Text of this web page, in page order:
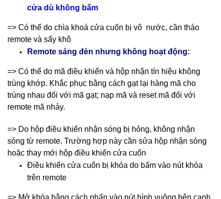
cửa dù không bấm
=> Có thể do chìa khoá cửa cuốn bị vô nước, cần tháo
remote và sấy khô
Remote sáng đèn nhưng không hoạt động:
=> Có thể do mã điều khiển và hộp nhận tín hiệu không
trùng khớp. Khắc phục bằng cách gạt lại hàng mã cho
trùng nhau đối với mã gạt; nạp mã và reset mã đối với
remote mã nhảy.
=> Do hộp điều khiển nhận sóng bị hỏng, không nhận
sóng từ remote. Trường hợp này cần sửa hộp nhận sóng
hoặc thay mới hộp điều khiển cửa cuốn
Điều khiển cửa cuốn bị khóa do bấm vào nút khóa
trên remote
=> Mở khóa bằng cách nhấn vào nút hình vuông bên cạnh